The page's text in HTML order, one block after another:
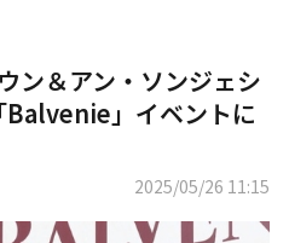
ン＆アン・ソンジェシ
Balvenie」イベントに
2025/05/26 11:15